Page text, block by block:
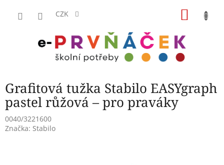
CZK
Grafitová tužka Stabilo EASYgraph
pastel růžová – pro praváky
0040/3221600
Značka: Stabilo